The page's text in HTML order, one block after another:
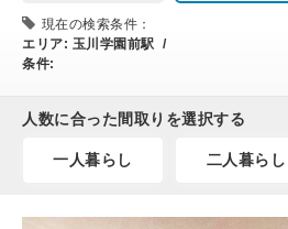
現在の検索条件：
エリア: 玉川学園前駅 /
条件:
人数に合った間取りを選択する
一人暮らし 二人暮らし